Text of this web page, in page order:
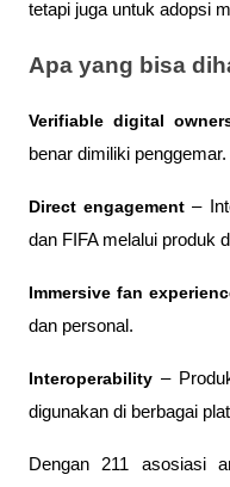
tetapi juga untuk adopsi
Apa yang bisa
Verifiable digital
benar dimiliki penggemar.
Direct engagement –
dan FIFA melalui produk
Immersive fan
dan personal.
Interoperability –
digunakan di berbagai
Dengan 211 asosiasi